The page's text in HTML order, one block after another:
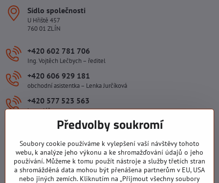
Sídlo společnosti
U Hřiště 457
760 01 ZLÍN
+420 602 781 706
Ing. Vojtěch Lečbych – ředitel
+420 606 929 181
obchodní asistentka – Lenka Jurčíková
+420 577 523 563
kancelář
ivlecbych​@seznam​.cz
Důležité odkazy
Předvolby soukromí
Soubory cookie používáme k vylepšení vaší návštěvy tohoto
webu, k analýze jeho výkonu a ke shromažďování údajů o jeho
používání. Můžeme k tomu použít nástroje a služby třetích stran
a shromážděná data mohou být přenášena partnerům v EU, USA
nebo jiných zemích. Kliknutím na „Přijmout všechny soubory